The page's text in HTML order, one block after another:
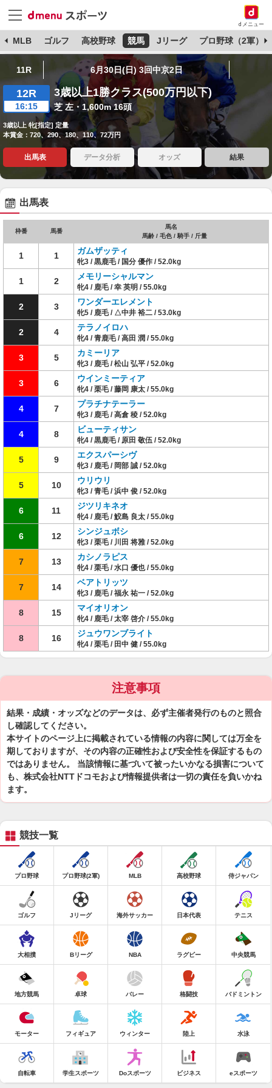
dメニュー
MLB ゴルフ 高校野球 競馬 Jリーグ プロ野球（2軍）
11R 6月30日(日) 3回中京2日
12R
16:15
3歳以上1勝クラス(500万円以下)
芝 左・1,600m 16頭
3歳以上 牝[指定] 定量
本賞金：720、290、180、110、72万円
出馬表 データ分析 オッズ 結果
出馬表
枠番 馬番
馬名
馬齢 / 毛色 / 騎手 / 斤量
1 1 ガムザッティ
牝3 / 黒鹿毛 / 国分 優作 / 52.0kg
1 2 メモリーシャルマン
牝4 / 鹿毛 / 幸 英明 / 55.0kg
2 3 ワンダーエレメント
牝5 / 鹿毛 / △中井 裕二 / 53.0kg
2 4 テラノイロハ
牝4 / 青鹿毛 / 高田 潤 / 55.0kg
3 5 カミーリア
牝3 / 鹿毛 / 松山 弘平 / 52.0kg
3 6 ウインミーティア
牝4 / 栗毛 / 藤岡 康太 / 55.0kg
4 7 プラチナテーラー
牝3 / 鹿毛 / 高倉 稜 / 52.0kg
4 8 ビューティサン
牝4 / 黒鹿毛 / 原田 敬伍 / 52.0kg
5 9 エクスパーシヴ
牝3 / 鹿毛 / 岡部 誠 / 52.0kg
5 10 ウリウリ
牝3 / 青毛 / 浜中 俊 / 52.0kg
6 11 ジツリキネオ
牝4 / 鹿毛 / 鮫島 良太 / 55.0kg
6 12 シンジュボシ
牝3 / 栗毛 / 川田 将雅 / 52.0kg
7 13 カシノラピス
牝4 / 栗毛 / 水口 優也 / 55.0kg
7 14 ベアトリッツ
牝3 / 鹿毛 / 福永 祐一 / 52.0kg
8 15 マイオリオン
牝4 / 鹿毛 / 太宰 啓介 / 55.0kg
8 16 ジュウワンブライト
牝4 / 栗毛 / 田中 健 / 55.0kg
注意事項
結果・成績・オッズなどのデータは、必ず主催者発行のものと照合
し確認してください。
本サイトのページ上に掲載されている情報の内容に関しては万全を
期しておりますが、その内容の正確性および安全性を保証するもの
ではありません。 当該情報に基づいて被ったいかなる損害について
も、株式会社NTTドコモおよび情報提供者は一切の責任を負いかね
ます。
競技一覧
プロ野球 プロ野球(2軍) MLB 高校野球 侍ジャパン
ゴルフ Jリーグ 海外サッカー 日本代表 テニス
大相撲 Bリーグ NBA ラグビー 中央競馬
地方競馬 卓球 バレー 格闘技 バドミントン
モーター フィギュア ウィンター 陸上 水泳
自転車 学生スポーツ Doスポーツ ビジネス eスポーツ